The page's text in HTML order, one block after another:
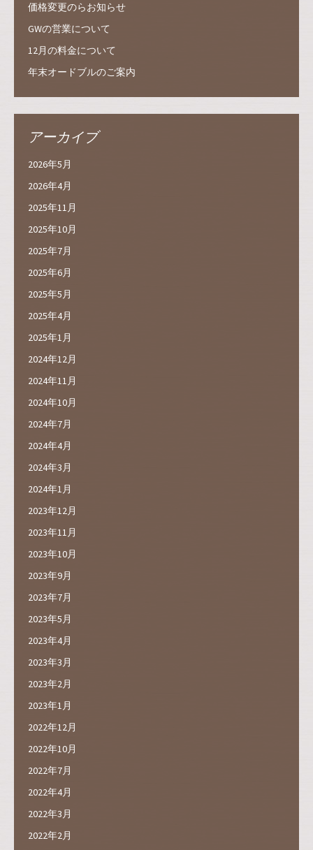
価格変更のらお知らせ
GWの営業について
12月の料金について
年末オードブルのご案内
アーカイブ
2026年5月
2026年4月
2025年11月
2025年10月
2025年7月
2025年6月
2025年5月
2025年4月
2025年1月
2024年12月
2024年11月
2024年10月
2024年7月
2024年4月
2024年3月
2024年1月
2023年12月
2023年11月
2023年10月
2023年9月
2023年7月
2023年5月
2023年4月
2023年3月
2023年2月
2023年1月
2022年12月
2022年10月
2022年7月
2022年4月
2022年3月
2022年2月